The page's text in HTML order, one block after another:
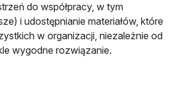
do współpracy, w tym
i udostępnianie materiałów, które
w organizacji, niezależnie od
wygodne rozwiązanie.